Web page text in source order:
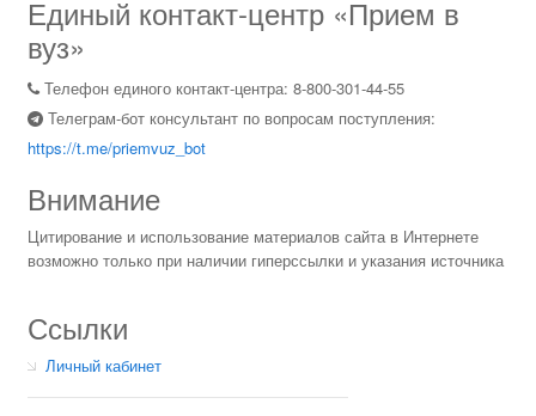
Единый контакт-центр «Прием в
вуз»
Телефон единого контакт-центра: 8-800-301-44-55
Телеграм-бот консультант по вопросам поступления:
https://t.me/priemvuz_bot
Внимание
Цитирование и использование материалов сайта в Интернете
возможно только при наличии гиперссылки и указания источника
Ссылки
Личный кабинет